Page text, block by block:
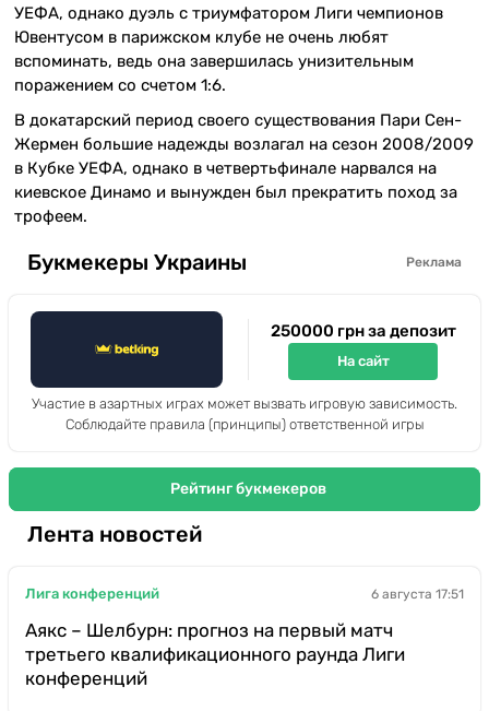
УЕФА, однако дуэль с триумфатором Лиги чемпионов
Ювентусом в парижском клубе не очень любят
вспоминать, ведь она завершилась унизительным
поражением со счетом 1:6.
В докатарский период своего существования Пари Сен-
Жермен большие надежды возлагал на сезон 2008/2009
в Кубке УЕФА, однако в четвертьфинале нарвался на
киевское Динамо и вынужден был прекратить поход за
трофеем.
Букмекеры Украины Реклама
250000 грн за депозит
На сайт
Участие в азартных играх может вызвать игровую зависимость.
Соблюдайте правила (принципы) ответственной игры
Рейтинг букмекеров
Лента новостей
Лига конференций 6 августа 17:51
Аякс – Шелбурн: прогноз на первый матч
третьего квалификационного раунда Лиги
конференций